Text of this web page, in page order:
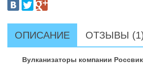
ОПИСАНИЕ ОТЗЫВЫ
Вулканизаторы компании